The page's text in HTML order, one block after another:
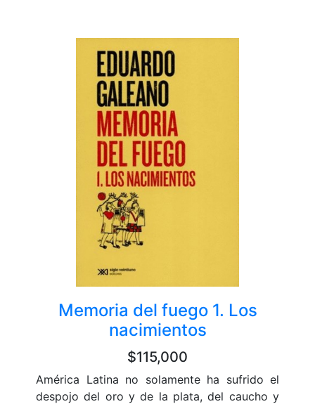
Memoria del fuego 1. Los
nacimientos
$115,000
América Latina no solamente ha sufrido el
despojo del oro y de la plata, del caucho y